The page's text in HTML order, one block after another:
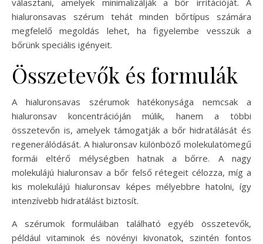
választani, amelyek minimalizálják a bőr irritációját. A
hialuronsavas szérum tehát minden bőrtípus számára
megfelelő megoldás lehet, ha figyelembe vesszük a
bőrünk speciális igényeit.
Összetevők és formulák
A hialuronsavas szérumok hatékonysága nemcsak a
hialuronsav koncentrációján múlik, hanem a többi
összetevőn is, amelyek támogatják a bőr hidratálását és
regenerálódását. A hialuronsav különböző molekulatömegű
formái eltérő mélységben hatnak a bőrre. A nagy
molekulájú hialuronsav a bőr felső rétegeit célozza, míg a
kis molekulájú hialuronsav képes mélyebbre hatolni, így
intenzívebb hidratálást biztosít.
A szérumok formuláiban található egyéb összetevők,
például vitaminok és növényi kivonatok, szintén fontos